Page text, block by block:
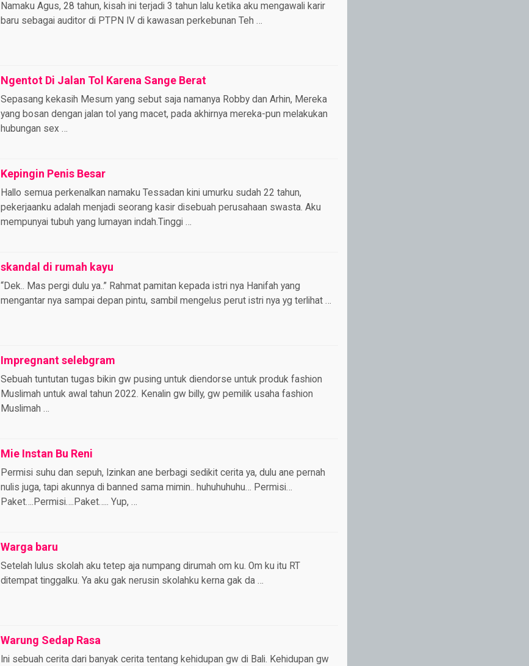
Namaku Agus, 28 tahun, kisah ini terjadi 3 tahun lalu ketika aku mengawali karir
baru sebagai auditor di PTPN IV di kawasan perkebunan Teh …
Ngentot Di Jalan Tol Karena Sange Berat
Sepasang kekasih Mesum yang sebut saja namanya Robby dan Arhin, Mereka
yang bosan dengan jalan tol yang macet, pada akhirnya mereka-pun melakukan
hubungan sex …
Kepingin Penis Besar
Hallo semua perkenalkan namaku Tessadan kini umurku sudah 22 tahun,
pekerjaanku adalah menjadi seorang kasir disebuah perusahaan swasta. Aku
mempunyai tubuh yang lumayan indah.Tinggi …
skandal di rumah kayu
“Dek.. Mas pergi dulu ya..” Rahmat pamitan kepada istri nya Hanifah yang
mengantar nya sampai depan pintu, sambil mengelus perut istri nya yg terlihat …
Impregnant selebgram
Sebuah tuntutan tugas bikin gw pusing untuk diendorse untuk produk fashion
Muslimah untuk awal tahun 2022. Kenalin gw billy, gw pemilik usaha fashion
Muslimah …
Mie Instan Bu Reni
Permisi suhu dan sepuh, Izinkan ane berbagi sedikit cerita ya, dulu ane pernah
nulis juga, tapi akunnya di banned sama mimin.. huhuhuhuhu… Permisi…
Paket….Permisi….Paket….. Yup, …
Warga baru
Setelah lulus skolah aku tetep aja numpang dirumah om ku. Om ku itu RT
ditempat tinggalku. Ya aku gak nerusin skolahku kerna gak da …
Warung Sedap Rasa
Ini sebuah cerita dari banyak cerita tentang kehidupan gw di Bali. Kehidupan gw